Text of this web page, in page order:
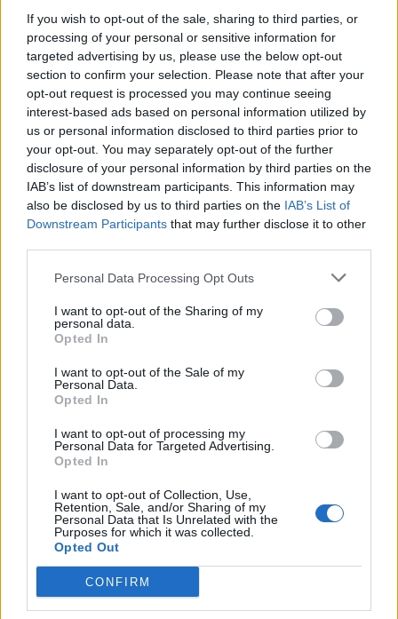
If you wish to opt-out of the sale, sharing to third parties, or
processing of your personal or sensitive information for
targeted advertising by us, please use the below opt-out
section to confirm your selection. Please note that after your
opt-out request is processed you may continue seeing
interest-based ads based on personal information utilized by
us or personal information disclosed to third parties prior to
your opt-out. You may separately opt-out of the further
disclosure of your personal information by third parties on the
IAB’s list of downstream participants. This information may
also be disclosed by us to third parties on the IAB’s List of
Downstream Participants that may further disclose it to other
Personal Data Processing Opt Outs
I want to opt-out of the Sharing of my
personal data.
Opted In
I want to opt-out of the Sale of my
Personal Data.
Opted In
I want to opt-out of processing my
Personal Data for Targeted Advertising.
Opted In
I want to opt-out of Collection, Use,
Retention, Sale, and/or Sharing of my
Personal Data that Is Unrelated with the
Purposes for which it was collected.
Opted Out
CONFIRM
TAGS: ΜΕΓΑΛΟΠΟΛΗ ΕΚΔΗΛΩΣΕΙΣ